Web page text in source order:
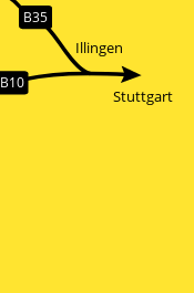
Stuttgart
Illingen
B35
B10